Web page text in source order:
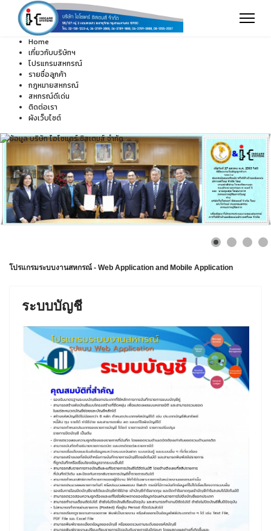
Home
เกี่ยวกับบริษัทฯ
โปรแกรมสหกรณ์
รายชื่อลูกค้า
กฎหมายสหกรณ์
สหกรณ์ดีเด่น
ติดต่อเรา
ผังเว็บไซต์
โปรแกรมระบบงานสหกรณ์ - Web Application and Mobile Application
ระบบบัญชี